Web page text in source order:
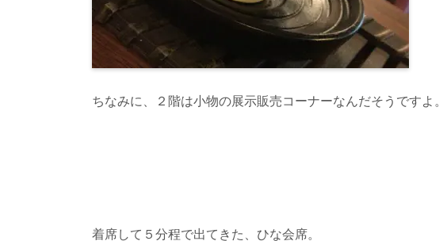
ちなみに、２階は小物の展示販売コーナーなんだそうですよ。
着席して５分程で出てきた、ひな会席。